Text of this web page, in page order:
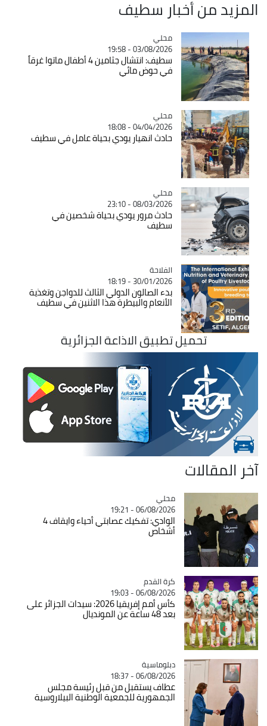
المزيد من أخبار سطيف
Catégorie
محلي
03/08/2026 - 19:58
سطيف: انتشال جثامين 4 أطفال ماتوا غرقاً
في حوض مائي
Catégorie
محلي
04/04/2026 - 18:08
حادث انهيار يودي بحياة عامل في سطيف
Catégorie
محلي
08/03/2026 - 23:10
حادث مرور يودي بحياة شخصين في
سطيف
Catégorie
الفلاحة
30/01/2026 - 18:19
بدء الصالون الدولي الثالث للدواجن وتغذية
الأنعام والبيطرة هذا الاثنين في سطيف
تحميل تطبيق الاذاعة الجزائرية
آخر المقالات
Catégorie
محلي
06/08/2026 - 19:21
الوادي: تفكيك عصابتي أحياء وايقاف 4
أشخاص
Catégorie
كرة القدم
06/08/2026 - 19:03
كأس أمم إفريقيا 2026: سيدات الجزائر على
بعد 48 ساعة عن المونديال
Catégorie
دبلوماسية
06/08/2026 - 18:37
عطاف يستقبل من قبل رئيسة مجلس
الجمهورية للجمعية الوطنية البيلاروسية